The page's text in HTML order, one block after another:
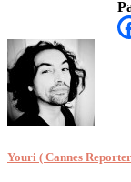
Youri ( Cannes